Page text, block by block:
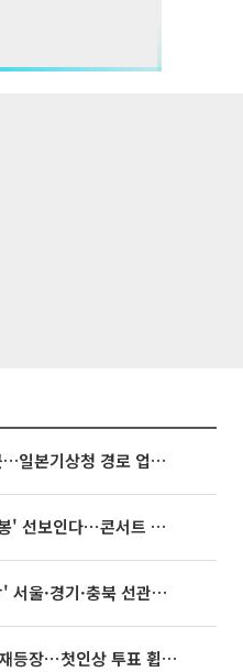
태풍 '돌핀' 오키나와 접근…일본기상청 경로 업데이트
빅뱅, 20주년 기념 '새 뱅봉' 선보인다⋯콘서트 앞두고 팝업 개최
·충북 선관위 등 추가 압수수색
‘나솔사계’ 국화, 결별 후 재등장⋯첫인상 투표 휩쓸고 ‘인기녀’ 등극